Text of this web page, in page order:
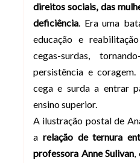
direitos sociais, das
deficiência. Era uma
educação e
cegas-surdas,
persistência e
cega e surda a entrar
ensino superior.
A ilustração postal de
a relação de ternura
professora Anne Sulivan,